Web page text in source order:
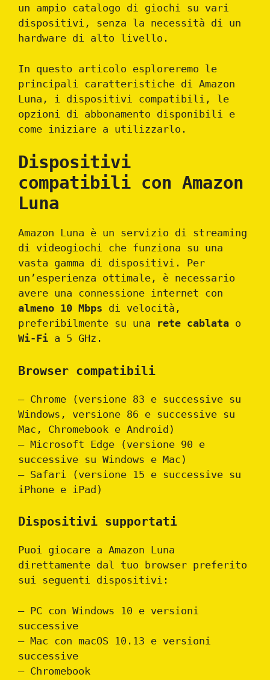
un ampio catalogo di giochi su vari
dispositivi, senza la necessità di un
hardware di alto livello.
In questo articolo esploreremo le
principali caratteristiche di Amazon
Luna, i dispositivi compatibili, le
opzioni di abbonamento disponibili e
come iniziare a utilizzarlo.
Dispositivi
compatibili con Amazon
Luna
Amazon Luna è un servizio di streaming
di videogiochi che funziona su una
vasta gamma di dispositivi. Per
un’esperienza ottimale, è necessario
avere una connessione internet con
almeno 10 Mbps di velocità,
preferibilmente su una rete cablata o
Wi-Fi a 5 GHz.
Browser compatibili
– Chrome (versione 83 e successive su
Windows, versione 86 e successive su
Mac, Chromebook e Android)
– Microsoft Edge (versione 90 e
successive su Windows e Mac)
– Safari (versione 15 e successive su
iPhone e iPad)
Dispositivi supportati
Puoi giocare a Amazon Luna
direttamente dal tuo browser preferito
sui seguenti dispositivi:
– PC con Windows 10 e versioni
successive
– Mac con macOS 10.13 e versioni
successive
– Chromebook